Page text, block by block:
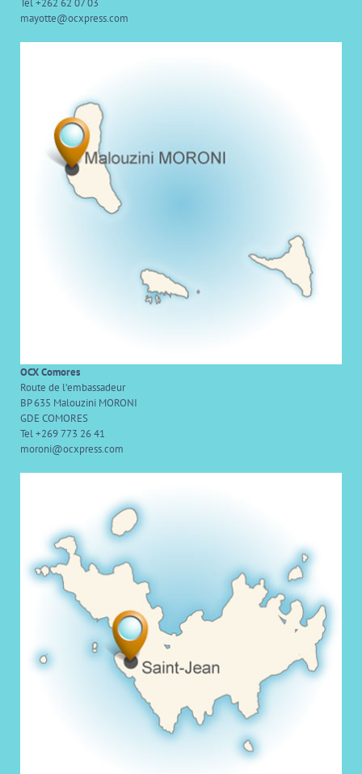
mayotte@ocxpress.com
OCX Comores
Route de l’embassadeur
BP 635 Malouzini MORONI
GDE COMORES
Tel +269 773 26 41
moroni@ocxpress.com